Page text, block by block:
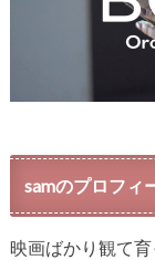
samのプロフィ
映画ばかり観て育